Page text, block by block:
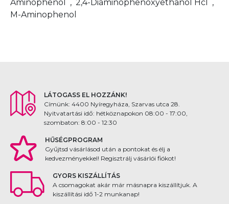
Aminophenol , 2,4-Diaminophenoxyethanol Hcl ,
M-Aminophenol
LÁTOGASS EL HOZZÁNK!
Címünk: 4400 Nyíregyháza, Szarvas utca 28.
Nyitvatartási idő: hétköznapokon 08:00 - 17:00,
szombaton: 8:00 - 12:30
HŰSÉGPROGRAM
Gyűjtsd vásárlásod után a pontokat és élj a
kedvezményekkel! Regisztrálj vásárlói fiókot!
GYORS KISZÁLLÍTÁS
A csomagokat akár már másnapra kiszállítjuk. A
kiszállítási idő 1-2 munkanap!